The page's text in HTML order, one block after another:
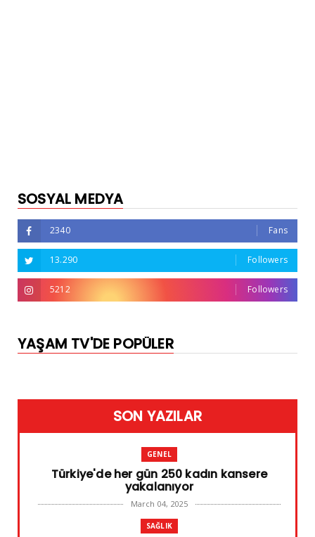
SOSYAL MEDYA
2340 Fans
13.290 Followers
5212 Followers
YAŞAM TV'DE POPÜLER
SON YAZILAR
GENEL
Türkiye'de her gün 250 kadın kansere
yakalanıyor
March 04, 2025
SAĞLIK